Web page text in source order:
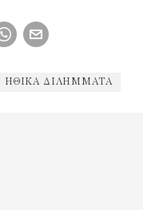
ΗΘΙΚΆ ΔΙΛΉΜΜΑΤΑ